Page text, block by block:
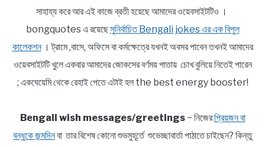
সাহায্য করে আর এই কাজে ব্রতী হয়েছে আমাদের ওয়েবসাইটটিও ।
bongquotes এ রয়েছেসুনির্বাচিত Bengali jokes এর এক বিপুল
কালেকশন। ট্রামে ,বাসে, অফিসে বা কর্মক্ষেত্রে যখনই অবসর পাবেন তখনই আমাদের
ওয়েবসাইটটি খুলে একবার আমাদের জোকসের বর্ণময় পাতায় চোখ বুলিয়ে নিতেই পারেন
; একঘেয়েমি থেকে রেহাই পেতে এটাই হল the best energy booster!
Bengali wish messages/greetings~ নিজেরপ্রিয়জন বা
বন্ধুকে জন্মদিনবা তার বিশেষ কোনো শুভমুহূর্তে শুভেচ্ছাবার্তা পাঠাতে চাইছেন? কিন্তু